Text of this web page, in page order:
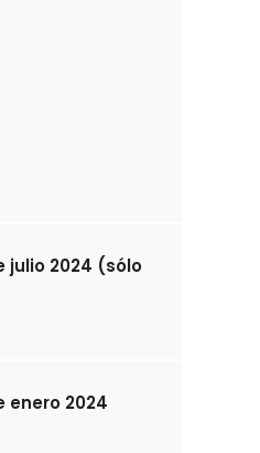
julio 2024 (sólo
enero 2024